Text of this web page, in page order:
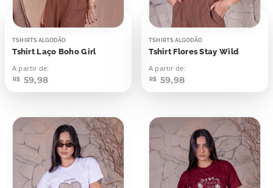
TSHIRTS ALGODÃO
Tshirt Laço Boho Girl
A partir de:
R$ 59,98
TSHIRTS ALGODÃO
Tshirt Flores Stay Wild
A partir de:
R$ 59,98